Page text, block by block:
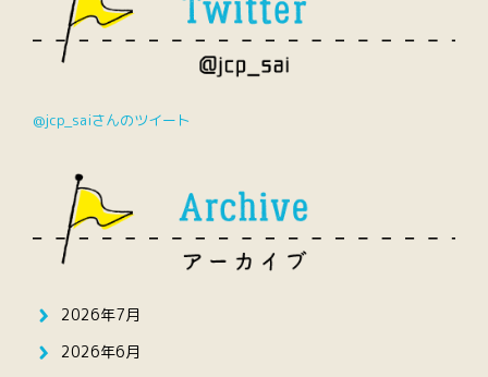
@jcp_saiさんのツイート
2026年7月
2026年6月